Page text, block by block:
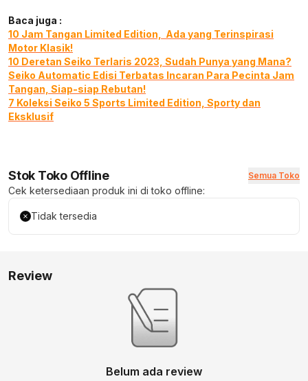
Baca juga :
10 Jam Tangan Limited Edition, Ada yang Terinspirasi
Motor Klasik!
10 Deretan Seiko Terlaris 2023, Sudah Punya yang Mana?
Seiko Automatic Edisi Terbatas Incaran Para Pecinta Jam
Tangan, Siap-siap Rebutan!
7 Koleksi Seiko 5 Sports Limited Edition, Sporty dan
Eksklusif
Stok Toko Offline Semua Toko
Cek ketersediaan produk ini di toko offline:
Tidak tersedia
Review
Belum ada review